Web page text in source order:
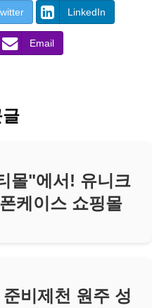
LinkedIn
Email
몰"에서! 유니크
케이스 쇼핑몰
비제천 원주 성